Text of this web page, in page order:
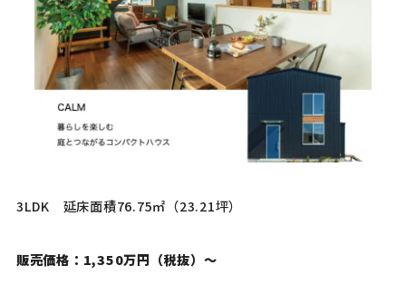
3LDK 延床面積76.75㎡（23.21坪）
販売価格：1,350万円 （税抜） 〜